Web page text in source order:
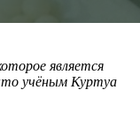
является
учёным Куртуа